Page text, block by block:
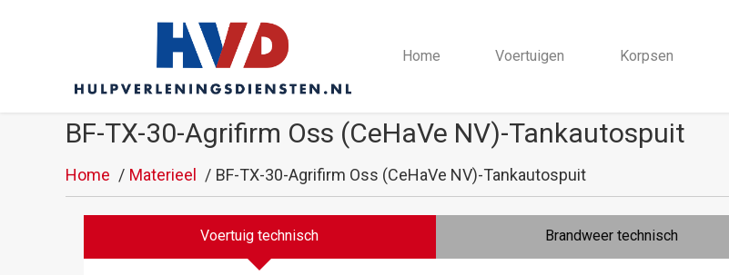
Home Voertuigen Korpsen
BF-TX-30-Agrifirm Oss (CeHaVe NV)-Tankautospuit
Home Materieel BF-TX-30-Agrifirm Oss (CeHaVe NV)-Tankautospuit
Voertuig technisch Brandweer technisch